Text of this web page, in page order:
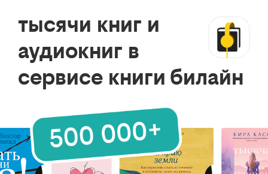
тысячи книг и
аудиокниг в
сервисе книги билайн